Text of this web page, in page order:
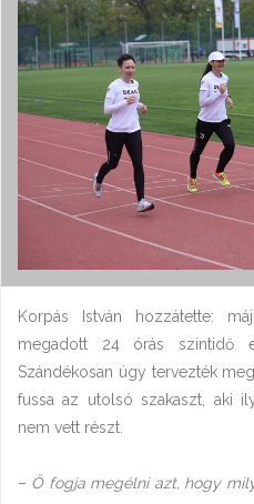
Korpás István hozzátette:
megadott 24 órás szintidő
Szándékosan úgy tervezték
fussa az utolsó szakaszt, aki
nem vett részt.
– Ő fogja megélni azt, hogy